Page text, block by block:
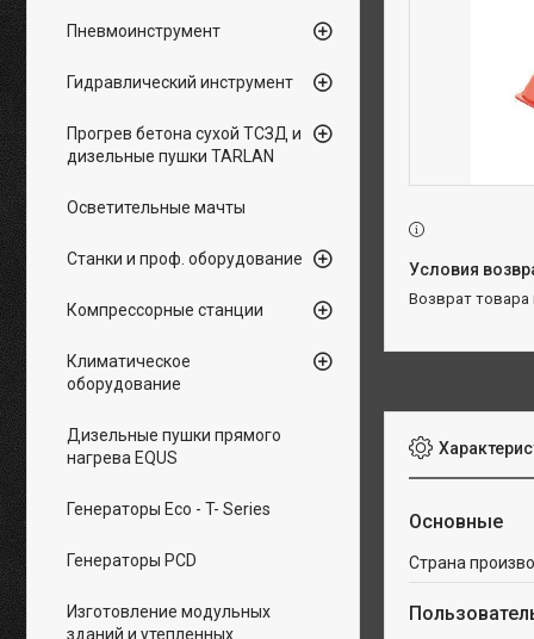
возврат
Основные
Страна
Пневмоинструмент
Гидравлический инструмент
Прогрев бетона сухой ТСЗД и
дизельные пушки TARLAN
Осветительные мачты
Станки и проф. оборудование
Компрессорные станции
Климатическое
оборудование
Дизельные пушки прямого
нагрева EQUS
Генераторы Eco - T- Series
Генераторы PCD
Изготовление модульных
зданий и утепленных